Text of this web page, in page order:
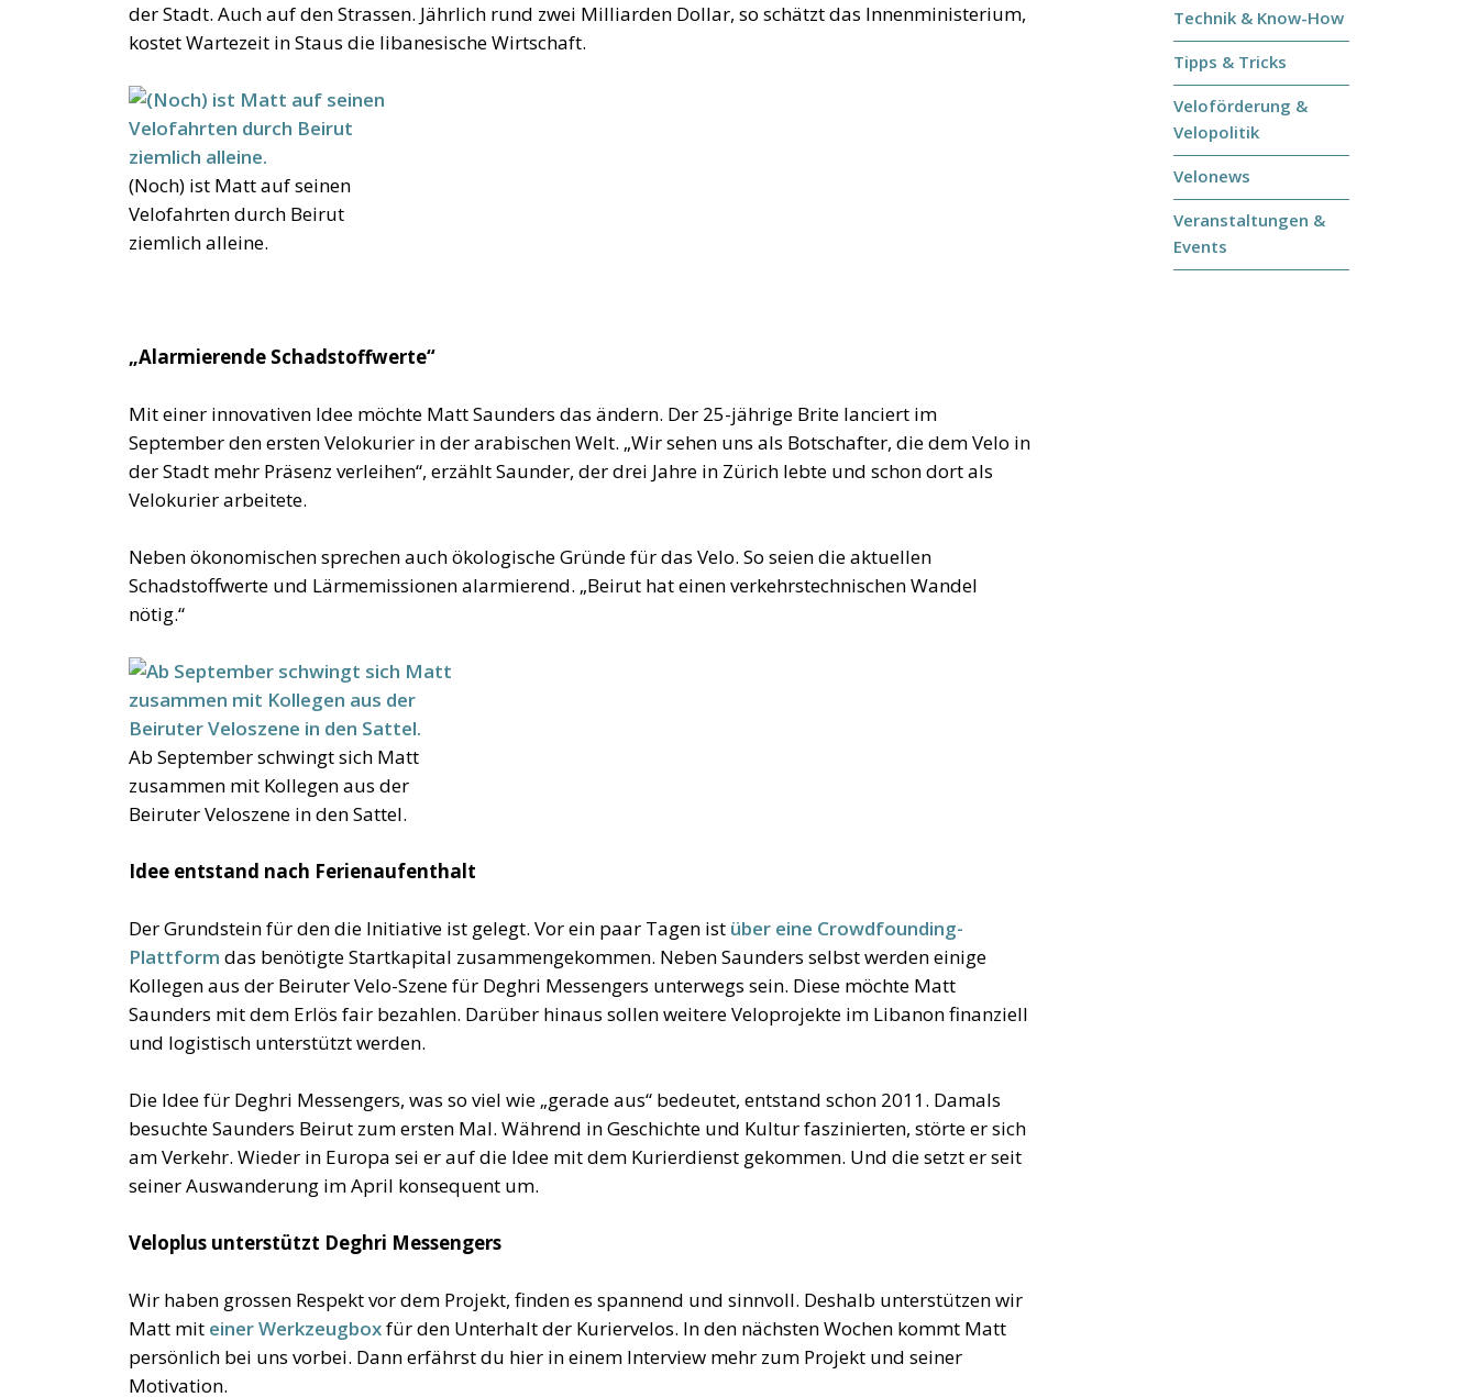
der Stadt. Auch auf den Strassen. Jährlich rund zwei Milliarden Dollar, so schätzt das Innenministerium,
kostet Wartezeit in Staus die libanesische Wirtschaft.
(Noch) ist Matt auf seinen
Velofahrten durch Beirut
ziemlich alleine.
„Alarmierende Schadstoffwerte“
Mit einer innovativen Idee möchte Matt Saunders das ändern. Der 25-jährige Brite lanciert im
September den ersten Velokurier in der arabischen Welt. „Wir sehen uns als Botschafter, die dem Velo in
der Stadt mehr Präsenz verleihen“, erzählt Saunder, der drei Jahre in Zürich lebte und schon dort als
Velokurier arbeitete.
Neben ökonomischen sprechen auch ökologische Gründe für das Velo. So seien die aktuellen
Schadstoffwerte und Lärmemissionen alarmierend. „Beirut hat einen verkehrstechnischen Wandel
nötig.“
Ab September schwingt sich Matt
zusammen mit Kollegen aus der
Beiruter Veloszene in den Sattel.
Idee entstand nach Ferienaufenthalt
Der Grundstein für den die Initiative ist gelegt. Vor ein paar Tagen ist über eine Crowdfounding-
Plattform das benötigte Startkapital zusammengekommen. Neben Saunders selbst werden einige
Kollegen aus der Beiruter Velo-Szene für Deghri Messengers unterwegs sein. Diese möchte Matt
Saunders mit dem Erlös fair bezahlen. Darüber hinaus sollen weitere Veloprojekte im Libanon finanziell
und logistisch unterstützt werden.
Die Idee für Deghri Messengers, was so viel wie „gerade aus“ bedeutet, entstand schon 2011. Damals
besuchte Saunders Beirut zum ersten Mal. Während in Geschichte und Kultur faszinierten, störte er sich
am Verkehr. Wieder in Europa sei er auf die Idee mit dem Kurierdienst gekommen. Und die setzt er seit
seiner Auswanderung im April konsequent um.
Veloplus unterstützt Deghri Messengers
Wir haben grossen Respekt vor dem Projekt, finden es spannend und sinnvoll. Deshalb unterstützen wir
Matt mit einer Werkzeugboxfür den Unterhalt der Kuriervelos. In den nächsten Wochen kommt Matt
persönlich bei uns vorbei. Dann erfährst du hier in einem Interview mehr zum Projekt und seiner
Motivation.
Technik & Know-How
Tipps & Tricks
Veloförderung &
Velopolitik
Velonews
Veranstaltungen &
Events